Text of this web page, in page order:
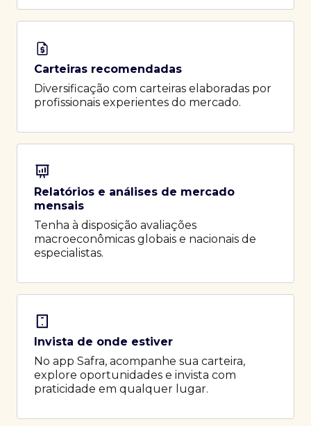
Carteiras recomendadas
Diversificação com carteiras elaboradas por
profissionais experientes do mercado.
Relatórios e análises de mercado
mensais
Tenha à disposição avaliações
macroeconômicas globais e nacionais de
especialistas.
Invista de onde estiver
No app Safra, acompanhe sua carteira,
explore oportunidades e invista com
praticidade em qualquer lugar.